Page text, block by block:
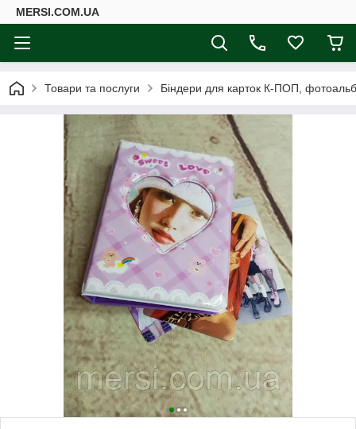
MERSI.COM.UA
Товари та послуги Біндери для карток К-ПОП,